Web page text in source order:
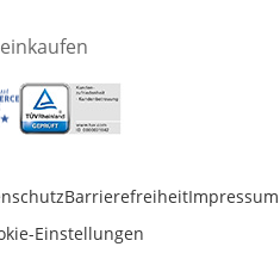
Fenster
in neuem Fenster
Öffnet in neuem Fenster
BarrierefreiheitImpressum
Einstellungen